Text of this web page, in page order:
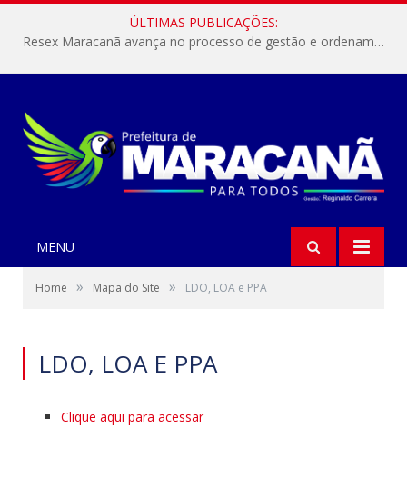
ÚLTIMAS PUBLICAÇÕES:
Resex Maracanã avança no processo de gestão e ordenamento do turismo em nossas áreas protegidas.
MENU
Home » Mapa do Site » LDO, LOA e PPA
LDO, LOA E PPA
Clique aqui para acessar